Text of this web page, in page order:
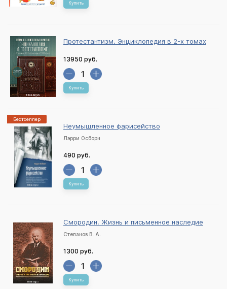
Купить
Протестантизм. Энциклопедия в 2-х томах
13950 руб.
Купить
Бестселлер
Неумышленное фарисейство
Лэрри Осборн
490 руб.
Купить
Смородин. Жизнь и письменное наследие
Степанов В. А.
1300 руб.
Купить